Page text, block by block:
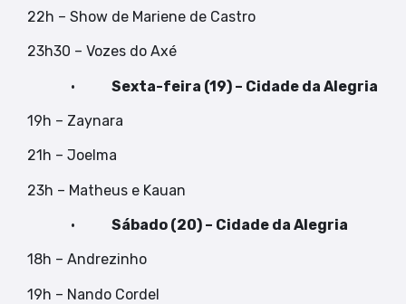
22h – Show de Mariene de Castro
23h30 – Vozes do Axé
• Sexta-feira (19) – Cidade da Alegria
19h – Zaynara
21h – Joelma
23h – Matheus e Kauan
• Sábado (20) – Cidade da Alegria
18h – Andrezinho
19h – Nando Cordel